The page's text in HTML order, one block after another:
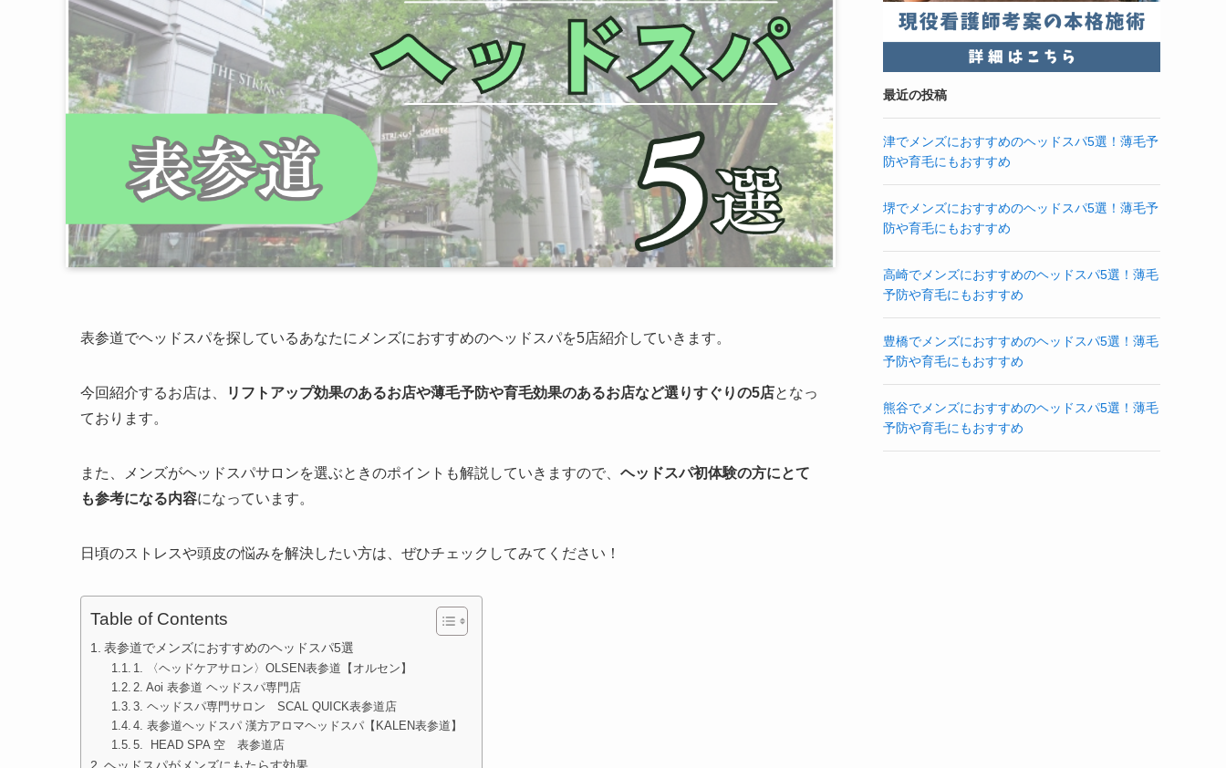
表参道でヘッドスパを探しているあなたにメンズにおすすめのヘッドスパを5店紹介していきます。
今回紹介するお店は、 リフトアップ効果のあるお店や薄毛予防や育毛効果のあるお店など選りすぐりの5店となっ
ております。
また、メンズがヘッドスパサロンを選ぶときのポイントも解説していきますので、 ヘッドスパ初体験の方にとて
も参考になる内容になっています。
日頃のストレスや頭皮の悩みを解決したい方は、ぜひチェックしてみてください！
Table of Contents
表参道でメンズにおすすめのヘッドスパ5選
1. 〈ヘッドケアサロン〉OLSEN表参道【オルセン】
2. Aoi 表参道 ヘッドスパ専門店
3. ヘッドスパ専門サロン SCAL QUICK表参道店
4. 表参道ヘッドスパ 漢方アロマヘッドスパ【KALEN表参道】
5. HEAD SPA 空 表参道店
ヘッドスパがメンズにもたらす効果
最近の投稿
津でメンズにおすすめのヘッドスパ5選！薄毛予
防や育毛にもおすすめ
堺でメンズにおすすめのヘッドスパ5選！薄毛予
防や育毛にもおすすめ
高崎でメンズにおすすめのヘッドスパ5選！薄毛
予防や育毛にもおすすめ
豊橋でメンズにおすすめのヘッドスパ5選！薄毛
予防や育毛にもおすすめ
熊谷でメンズにおすすめのヘッドスパ5選！薄毛
予防や育毛にもおすすめ